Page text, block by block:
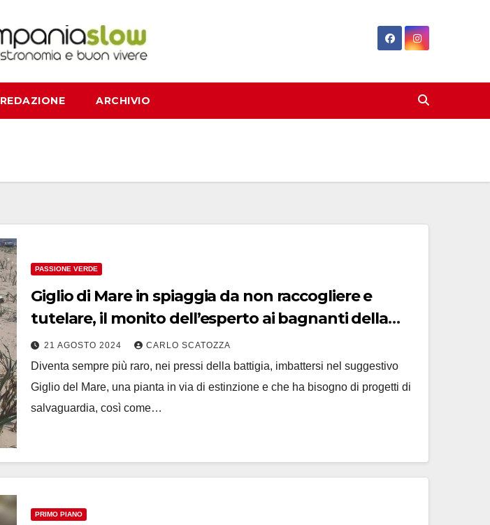
REDAZIONE ARCHIVIO
PASSIONE VERDE
Giglio di Mare in spiaggia da non raccogliere e
tutelare, il monito dell’esperto ai bagnanti della
Campania
21 AGOSTO 2024 CARLO SCATOZZA
Diventa sempre più raro, nei pressi della battigia, imbattersi nel suggestivo
Giglio del Mare, una pianta in via di estinzione e che ha bisogno di progetti di
salvaguardia, così come…
PRIMO PIANO